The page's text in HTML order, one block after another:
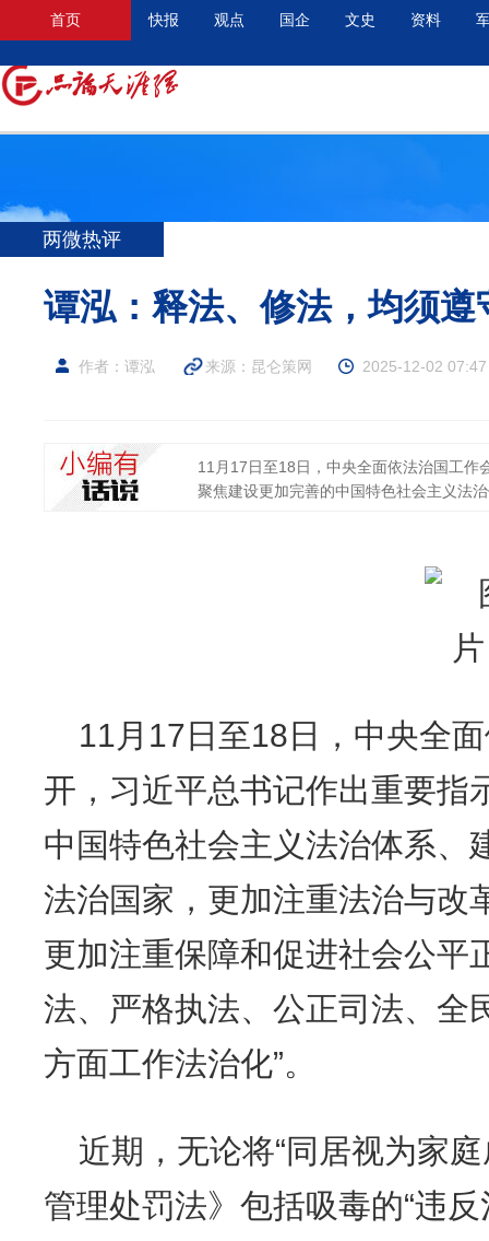
首页 快报 观点 国企 文史 资料
两微热评
谭泓：释法、修法，均须遵
作者：谭泓 来源： 昆仑策网 2025-12-02 07:47
11月17日至18日，中央全面依法治国工作
聚焦建设更加完善的中国特色社会主义法
11月17日至18日，中央全
开，习近平总书记作出重要指
中国特色社会主义法治体系、
法治国家，更加注重法治与改
更加注重保障和促进社会公平
法、严格执法、公正司法、全
方面工作法治化”。
近期，无论将“同居视为家
管理处罚法》包括吸毒的“违